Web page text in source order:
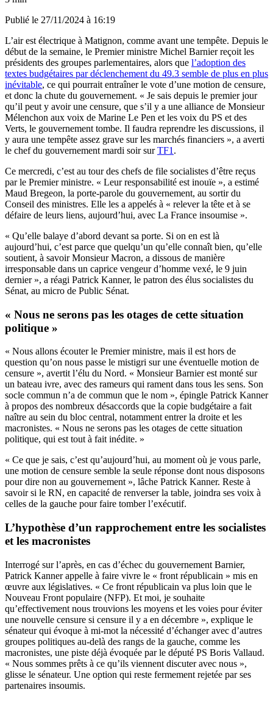
Publié le 27/11/2024 à 16:19
L’air est électrique à Matignon, comme avant une tempête. Depuis le
début de la semaine, le Premier ministre Michel Barnier reçoit les
présidents des groupes parlementaires, alors que l’adoption des
textes budgétaires par déclenchement du 49.3 semble de plus en plus
inévitable, ce qui pourrait entraîner le vote d’une motion de censure,
et donc la chute du gouvernement. « Je sais depuis le premier jour
qu’il peut y avoir une censure, que s’il y a une alliance de Monsieur
Mélenchon aux voix de Marine Le Pen et les voix du PS et des
Verts, le gouvernement tombe. Il faudra reprendre les discussions, il
y aura une tempête assez grave sur les marchés financiers », a averti
le chef du gouvernement mardi soir surTF1 .
Ce mercredi, c’est au tour des chefs de file socialistes d’être reçus
par le Premier ministre. « Leur responsabilité est inouïe », a estimé
Maud Bregeon, la porte-parole du gouvernement, au sortir du
Conseil des ministres. Elle les a appelés à « relever la tête et à se
défaire de leurs liens, aujourd’hui, avec La France insoumise ».
« Qu’elle balaye d’abord devant sa porte. Si on en est là
aujourd’hui, c’est parce que quelqu’un qu’elle connaît bien, qu’elle
soutient, à savoir Monsieur Macron, a dissous de manière
irresponsable dans un caprice vengeur d’homme vexé, le 9 juin
dernier », a réagi Patrick Kanner, le patron des élus socialistes du
Sénat, au micro de Public Sénat.
« Nous ne serons pas les otages de cette situation
politique »
« Nous allons écouter le Premier ministre, mais il est hors de
question qu’on nous passe le mistigri sur une éventuelle motion de
censure », avertit l’élu du Nord. « Monsieur Barnier est monté sur
un bateau ivre, avec des rameurs qui rament dans tous les sens. Son
socle commun n’a de commun que le nom », épingle Patrick Kanner
à propos des nombreux désaccords que la copie budgétaire a fait
naître au sein du bloc central, notamment entrer la droite et les
macronistes. « Nous ne serons pas les otages de cette situation
politique, qui est tout à fait inédite. »
« Ce que je sais, c’est qu’aujourd’hui, au moment où je vous parle,
une motion de censure semble la seule réponse dont nous disposons
pour dire non au gouvernement », lâche Patrick Kanner. Reste à
savoir si le RN, en capacité de renverser la table, joindra ses voix à
celles de la gauche pour faire tomber l’exécutif.
L’hypothèse d’un rapprochement entre les socialistes
et les macronistes
Interrogé sur l’après, en cas d’échec du gouvernement Barnier,
Patrick Kanner appelle à faire vivre le « front républicain » mis en
œuvre aux législatives. « Ce front républicain va plus loin que le
Nouveau Front populaire (NFP). Et moi, je souhaite
qu’effectivement nous trouvions les moyens et les voies pour éviter
une nouvelle censure si censure il y a en décembre », explique le
sénateur qui évoque à mi-mot la nécessité d’échanger avec d’autres
groupes politiques au-delà des rangs de la gauche, comme les
macronistes, une piste déjà évoquée par le député PS Boris Vallaud.
« Nous sommes prêts à ce qu’ils viennent discuter avec nous »,
glisse le sénateur. Une option qui reste fermement rejetée par ses
partenaires insoumis.